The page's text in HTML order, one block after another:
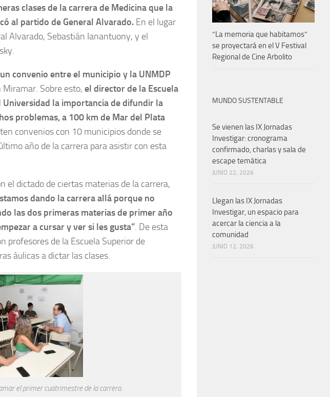
clases de la carrera de Medicina que la
al partido de General Alvarado. En el lugar
Alvarado, Sebastián Ianantuony, y el
convenio entre el municipio y la UNMDP
Sobre esto, el director de la Escuela
la importancia de difundir la
problemas, a 100 km de Mar del Plata
convenios con 10 municipios donde se
año de la carrera para asistir con esta
el dictado de ciertas materias de la carrera,
dando la carrera allá porque no
las dos primeras materias de primer año
a cursar y ver si les gusta”. De esta
profesores de la Escuela Superior de
áulicas a dictar las clases.
el primer cuatrimestre de la carrera.
“La memoria que habitamos”
se proyectará en el V Festival
Regional de Cine Arbolito
MUNDO SUSTENTABLE
Se vienen las IX Jornadas
Investigar: cronograma
confirmado, charlas y sala de
escape temática
JUNIO 22, 2026
Llegan las IX Jornadas
Investigar, un espacio para
acercar la ciencia a la
comunidad
JUNIO 12, 2026